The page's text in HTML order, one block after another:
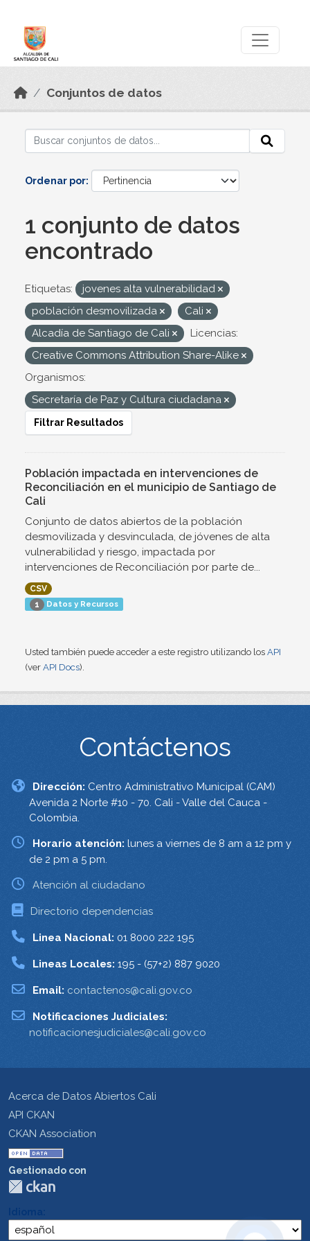
Conjuntos de datos
Ordenar por
1 conjunto de datos
encontrado
Etiquetas:
jovenes alta vulnerabilidad
población desmovilizada
Cali
Alcadía de Santiago de Cali
Licencias:
Creative Commons Attribution Share-Alike
Organismos:
Secretaría de Paz y Cultura ciudadana
Filtrar Resultados
Población impactada en intervenciones de
Reconciliación en el municipio de Santiago de
Cali
Conjunto de datos abiertos de la población
desmovilizada y desvinculada, de jóvenes de alta
vulnerabilidad y riesgo, impactada por
intervenciones de Reconciliación por parte de...
CSV
1 Datos y Recursos
Usted también puede acceder a este registro utilizando los API
(ver API Docs).
Contáctenos
Dirección: Centro Administrativo Municipal (CAM)
Avenida 2 Norte #10 - 70. Cali - Valle del Cauca -
Colombia.
Horario atención: lunes a viernes de 8 am a 12 pm y
de 2 pm a 5 pm.
Atención al ciudadano
Directorio dependencias
Linea Nacional: 01 8000 222 195
Lineas Locales: 195 - (57+2) 887 9020
Email: contactenos@cali.gov.co
Notificaciones Judiciales:
notificacionesjudiciales@cali.gov.co
Acerca de Datos Abiertos Cali
API CKAN
CKAN Association
Gestionado con